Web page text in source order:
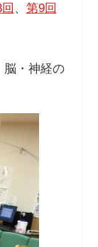
回 、 第9回
・神経の